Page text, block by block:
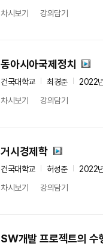
차시보기
강의담기
동아시아국제정치
건국대학교 최경준
2022
차시보기
강의담기
거시경제학
건국대학교 허성준
2022
차시보기
강의담기
SW개발 프로젝트의 수